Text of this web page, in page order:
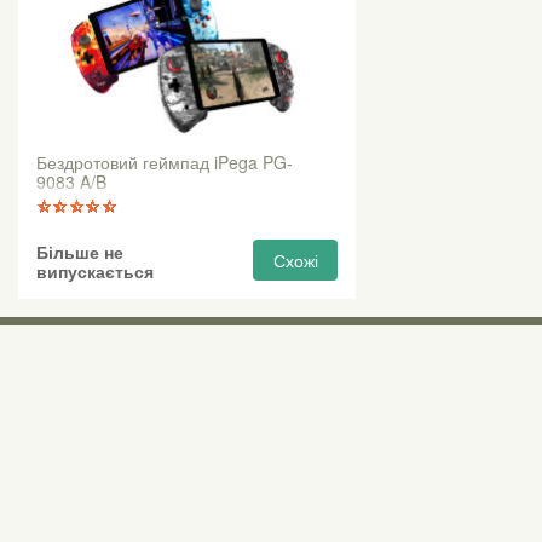
Бездротовий геймпад iPega PG-
9083 A/B
Більше не
випускається
Схожі